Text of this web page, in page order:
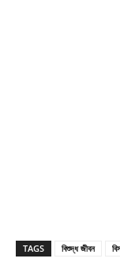
TAGS বিশুদ্ধ জীবন